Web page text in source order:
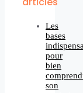
Les
bases
pour
bien
son